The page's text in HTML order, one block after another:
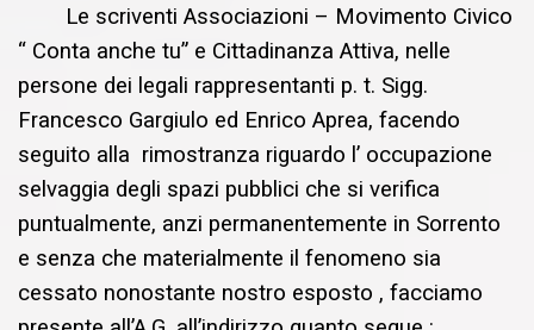
Le scriventi Associazioni – Movimento Civico
“ Conta anche tu” e Cittadinanza Attiva, nelle
persone dei legali rappresentanti p. t. Sigg.
Francesco Gargiulo ed Enrico Aprea, facendo
seguito alla rimostranza riguardo l’ occupazione
selvaggia degli spazi pubblici che si verifica
puntualmente, anzi permanentemente in Sorrento
e senza che materialmente il fenomeno sia
cessato nonostante nostro esposto , facciamo